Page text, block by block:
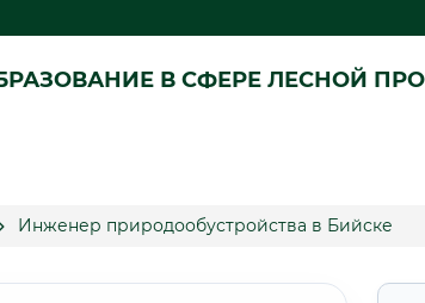
В СФЕРЕ ЛЕСНОЙ
Инженер природообустройства в Бийске